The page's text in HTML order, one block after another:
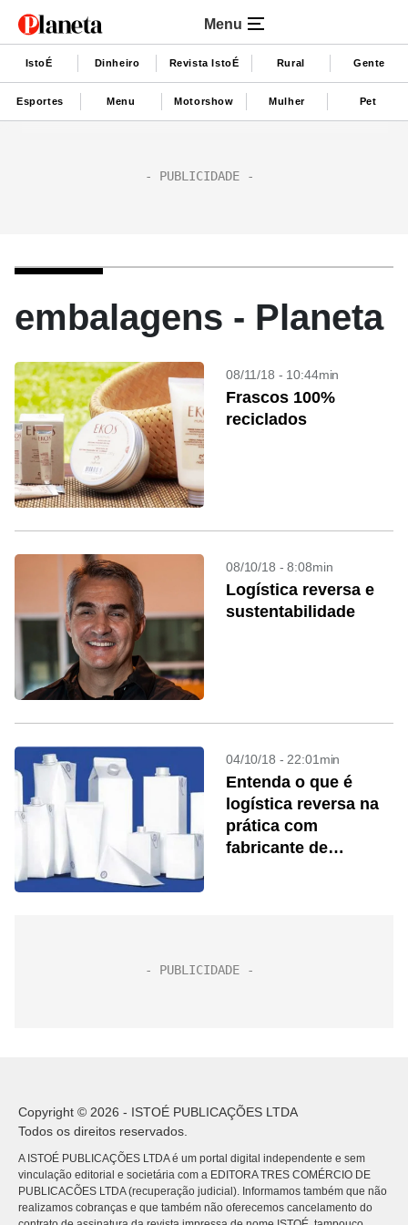
Menu
IstoÉ Dinheiro Revista IstoÉ Rural Gente
Esportes Menu Motorshow Mulher Pet
embalagens - Planeta
08/11/18 - 10:44min
Frascos 100%
reciclados
08/10/18 - 8:08min
Logística reversa e
sustentabilidade
04/10/18 - 22:01min
Entenda o que é
logística reversa na
prática com
fabricante de
Copyright © 2026 - ISTOÉ PUBLICAÇÕES LTDA
Todos os direitos reservados.
A ISTOÉ PUBLICAÇÕES LTDA é um portal digital independente e sem
vinculação editorial e societária com a EDITORA TRES COMÉRCIO DE
PUBLICACÕES LTDA (recuperação judicial). Informamos também que não
realizamos cobranças e que também não oferecemos cancelamento do